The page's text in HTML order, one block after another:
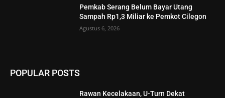
Pemkab Serang Belum Bayar Utang
Sampah Rp1,3 Miliar ke Pemkot Cilegon
Agustus 6, 2026
POPULAR POSTS
Rawan Kecelakaan, U-Turn Dekat